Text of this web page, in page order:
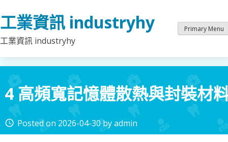
to
content
工業資訊 industryhy
工業資訊 industryhy
Primary Menu
4 高頻寬記憶體散熱與封裝材
access_time Posted on 2026-04-30byadmin